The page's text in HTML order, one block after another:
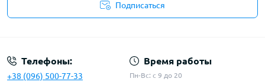
Подписаться
Телефоны:
+38 (096) 500-77-33
Время работы
Пн-Вс: с 9 до 20